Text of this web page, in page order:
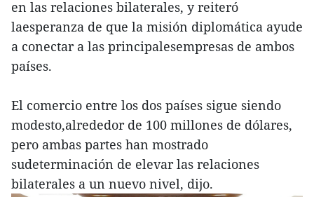
en las relaciones bilaterales, y reiteró
laesperanza de que la misión diplomática ayude
a conectar a las principalesempresas de ambos
países.
El comercio entre los dos países sigue siendo
modesto,alrededor de 100 millones de dólares,
pero ambas partes han mostrado
sudeterminación de elevar las relaciones
bilaterales a un nuevo nivel, dijo.